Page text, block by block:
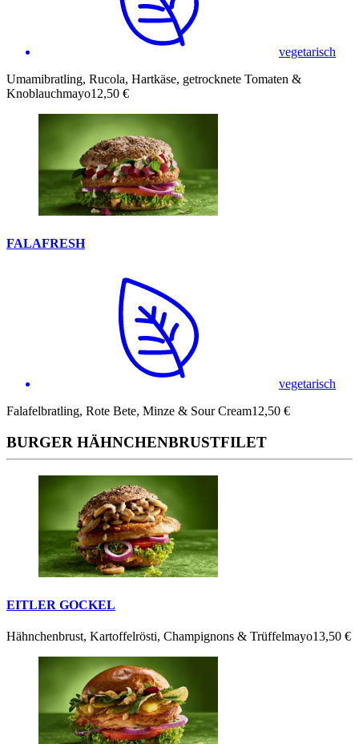
vegetarisch
Umamibratling, Rucola, Hartkäse, getrocknete Tomaten &
Knoblauchmayo12,50 €
FALAFRESH
vegetarisch
Falafelbratling, Rote Bete, Minze & Sour Cream12,50 €
BURGER HÄHNCHENBRUSTFILET
EITLER GOCKEL
Hähnchenbrust, Kartoffelrösti, Champignons & Trüffelmayo13,50 €